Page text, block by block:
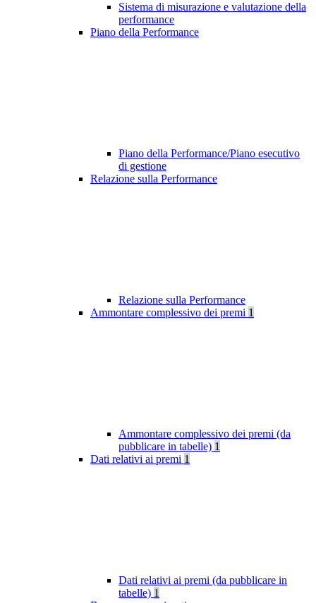
Sistema di misurazione e valutazione della
performance
Piano della Performance
Piano della Performance/Piano esecutivo
di gestione
Relazione sulla Performance
Relazione sulla Performance
Ammontare complessivo dei premi 1
Ammontare complessivo dei premi (da
pubblicare in tabelle) 1
Dati relativi ai premi 1
Dati relativi ai premi (da pubblicare in
tabelle) 1